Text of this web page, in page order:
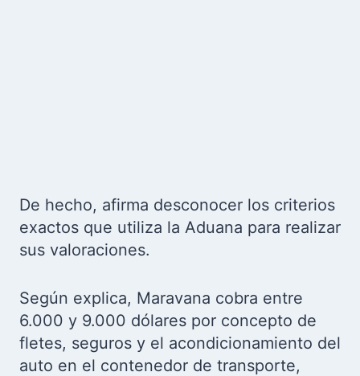
De hecho, afirma desconocer los criterios
exactos que utiliza la Aduana para realizar
sus valoraciones.
Según explica, Maravana cobra entre
6.000 y 9.000 dólares por concepto de
fletes, seguros y el acondicionamiento del
auto en el contenedor de transporte,